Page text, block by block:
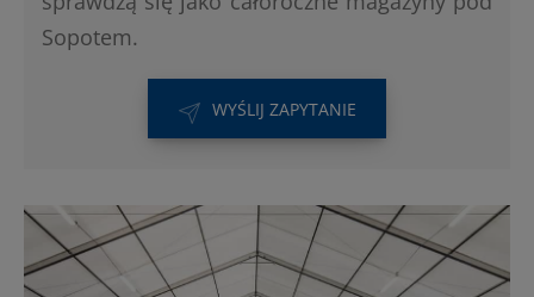
Sopotem.
WYŚLIJ ZAPYTANIE